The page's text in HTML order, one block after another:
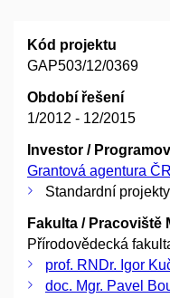
Kód projektu
GAP503/12/0369
Období řešení
1/2012 - 12/2015
Investor /
Grantová agentura ČR
Standardní projekty
Fakulta / Pracoviště
Přírodovědecká
prof. RNDr. Igor
doc. Mgr. Pavel